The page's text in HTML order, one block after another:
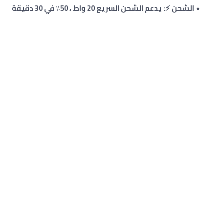
الشحن ⚡: يدعم الشحن السريع 20 واط ، 50٪ في 30 دقيقة